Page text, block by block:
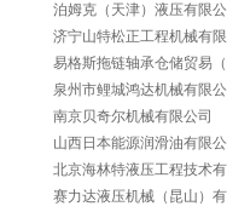
泊姆克（天津）液压有限
济宁山特松正工程机械有
易格斯拖链轴承仓储贸易
泉州市鲤城鸿达机械有限
南京贝奇尔机械有限公司
山西日本能源润滑油有限
北京海林特液压工程技术
赛力达液压机械（昆山）